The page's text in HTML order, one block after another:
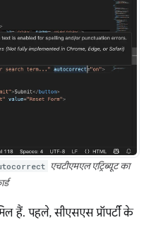
एचटीएमएल एट्रिब्यूट का
हैं. पहले, सीएसएस प्रॉपर्टी के